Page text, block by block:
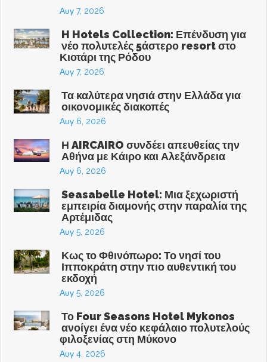
Αυγ 7, 2026
H Hotels Collection: Επένδυση για
νέο πολυτελές 5άστερο resort στο
Κιοτάρι της Ρόδου
Αυγ 7, 2026
Τα καλύτερα νησιά στην Ελλάδα για
οικονομικές διακοπές
Αυγ 6, 2026
Η AIRCAIRO συνδέει απευθείας την
Αθήνα με Κάιρο και Αλεξάνδρεια
Αυγ 6, 2026
Seasabelle Hotel: Μια ξεχωριστή
εμπειρία διαμονής στην παραλία της
Αρτέμιδας
Αυγ 5, 2026
Κως το Φθινόπωρο: Το νησί του
Ιπποκράτη στην πιο αυθεντική του
εκδοχή
Αυγ 5, 2026
Το Four Seasons Hotel Mykonos
ανοίγει ένα νέο κεφάλαιο πολυτελούς
φιλοξενίας στη Μύκονο
Αυγ 4, 2026